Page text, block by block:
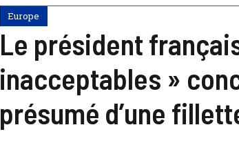
Europe
Le président
inacceptables »
présumé d’une